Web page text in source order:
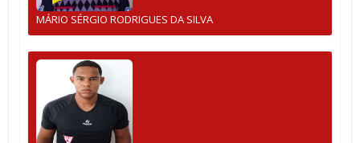
MÁRIO SÉRGIO RODRIGUES DA SILVA